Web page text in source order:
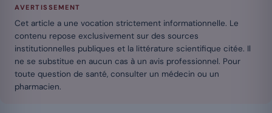
AVERTISSEMENT
Cet article a une vocation strictement informationnelle. Le
contenu repose exclusivement sur des sources
institutionnelles publiques et la littérature scientifique citée. Il
ne se substitue en aucun cas à un avis professionnel. Pour
toute question de santé, consulter un médecin ou un
pharmacien.